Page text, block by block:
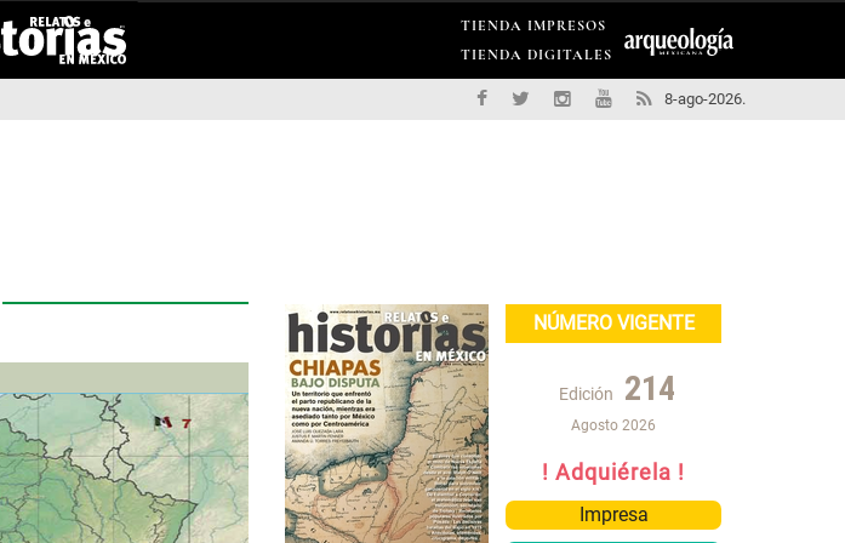
TIENDA IMPRESOS
TIENDA DIGITALES
8-ago-2026.
NÚMERO VIGENTE
Edición 214
Agosto 2026
! Adquiérela !
Impresa